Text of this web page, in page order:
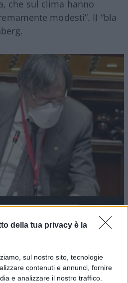
della tua privacy è la
sul nostro sito, tecnologie
contenuti e annunci, fornire
e analizzare il nostro traffico.
che sul clima hanno
modesti”. Il “bla
02:06
scienza con il professor
neppure che lascienza